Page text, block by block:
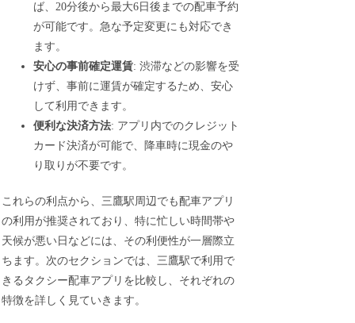
ば、20分後から最大6日後までの配車予約
が可能です。急な予定変更にも対応でき
ます。
安心の事前確定運賃: 渋滞などの影響を受
けず、事前に運賃が確定するため、安心
して利用できます。
便利な決済方法: アプリ内でのクレジット
カード決済が可能で、降車時に現金のや
り取りが不要です。
これらの利点から、三鷹駅周辺でも配車アプリ
の利用が推奨されており、特に忙しい時間帯や
天候が悪い日などには、その利便性が一層際立
ちます。次のセクションでは、三鷹駅で利用で
きるタクシー配車アプリを比較し、それぞれの
特徴を詳しく見ていきます。